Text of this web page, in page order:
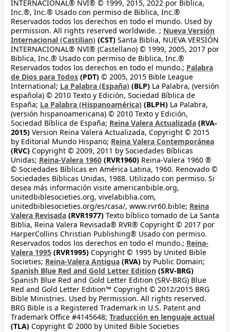
INTERNACIONAL® NVI® © 1999, 2015, 2022 por Biblica,
Inc.®, Inc.® Usado con permiso de Biblica, Inc.®
Reservados todos los derechos en todo el mundo. Used by
permission. All rights reserved worldwide. ; Nueva Versión
Internacional (Castilian) (CST) Santa Biblia, NUEVA VERSIÓN
INTERNACIONAL® NVI® (Castellano) © 1999, 2005, 2017 por
Biblica, Inc.® Usado con permiso de Biblica, Inc.®
Reservados todos los derechos en todo el mundo.; Palabra
de Dios para Todos (PDT) © 2005, 2015 Bible League
International; La Palabra (España) (BLP) La Palabra, (versión
española) © 2010 Texto y Edición, Sociedad Bíblica de
España; La Palabra (Hispanoamérica) (BLPH) La Palabra,
(versión hispanoamericana) © 2010 Texto y Edición,
Sociedad Bíblica de España; Reina Valera Actualizada (RVA-
2015) Version Reina Valera Actualizada, Copyright © 2015
by Editorial Mundo Hispano; Reina Valera Contemporánea
(RVC) Copyright © 2009, 2011 by Sociedades Bíblicas
Unidas; Reina-Valera 1960 (RVR1960) Reina-Valera 1960 ®
© Sociedades Bíblicas en América Latina, 1960. Renovado ©
Sociedades Bíblicas Unidas, 1988. Utilizado con permiso. Si
desea más información visite americanbible.org,
unitedbiblesocieties.org, vivelabiblia.com,
unitedbiblesocieties.org/es/casa/, www.rvr60.bible; Reina
Valera Revisada (RVR1977) Texto bíblico tomado de La Santa
Biblia, Reina Valera Revisada® RVR® Copyright © 2017 por
HarperCollins Christian Publishing® Usado con permiso.
Reservados todos los derechos en todo el mundo.; Reina-
Valera 1995 (RVR1995) Copyright © 1995 by United Bible
Societies; Reina-Valera Antigua (RVA) by Public Domain;
Spanish Blue Red and Gold Letter Edition (SRV-BRG)
Spanish Blue Red and Gold Letter Edition (SRV-BRG) Blue
Red and Gold Letter Edition™ Copyright © 2012/2015 BRG
Bible Ministries. Used by Permission. All rights reserved.
BRG Bible is a Registered Trademark in U.S. Patent and
Trademark Office #4145648; Traducción en lenguaje actual
(TLA) Copyright © 2000 by United Bible Societies